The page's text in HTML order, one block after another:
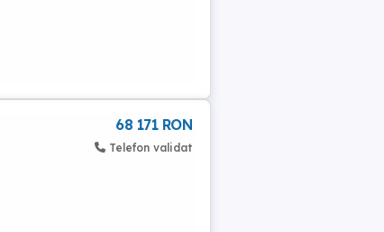
68 171 RON
Telefon validat